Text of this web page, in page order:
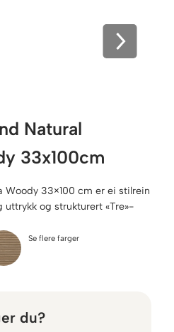
Natural
33x100cm
Woody 33×100 cm er ei stilrein
uttrykk og strukturert «Tre»-
Se flere farger
du?